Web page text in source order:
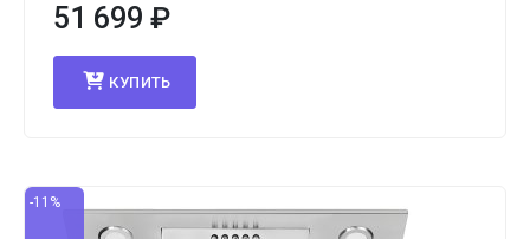
51 699 ₽
КУПИТЬ
-11%